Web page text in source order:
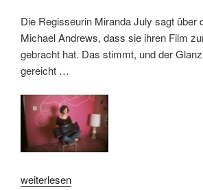
Die Regisseurin Miranda July sagt über
Michael Andrews, dass sie ihren Film
gebracht hat. Das stimmt, und der
gereicht …
„„Ich
weiterlesen